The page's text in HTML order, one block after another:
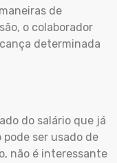
de
o colaborador
determinada
do salário que já
ser usado de
não é interessante